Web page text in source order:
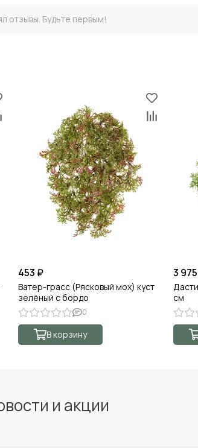
отзывы. Будьте первым!
453 ₽
Ватер-грасс (Рясковый мох) куст
зелёный с бордо
0
В корзину
3
см
и акции